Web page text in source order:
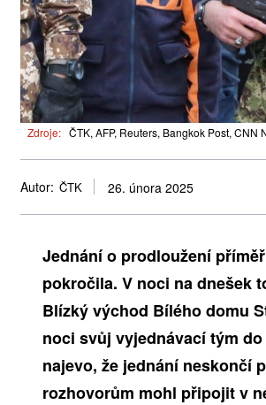
Zdroje: ČTK, AFP, Reuters, Bangkok Post, CNN
Autor: ČTK 26. února 2025
Jednání o prodloužení
pokročila. V noci na dnešek
Blízký východ Bílého domu
noci svůj vyjednávací tým
najevo, že jednání neskončí
rozhovorům mohl připojit v